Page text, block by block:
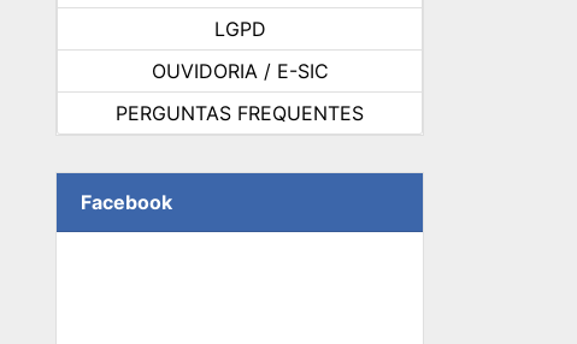
LGPD
OUVIDORIA / E-SIC
PERGUNTAS FREQUENTES
Facebook